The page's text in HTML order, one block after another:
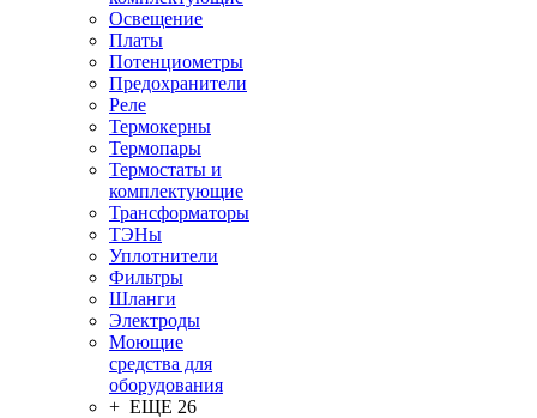
Освещение
Платы
Потенциометры
Предохранители
Реле
Термокерны
Термопары
Термостаты и
комплектующие
Трансформаторы
ТЭНы
Уплотнители
Фильтры
Шланги
Электроды
Моющие
средства для
оборудования
+ ЕЩЕ 26